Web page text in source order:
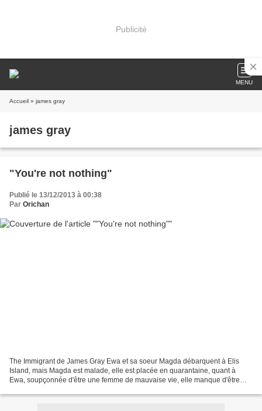
Publicité
MENU
Accueil » james gray
james gray
"You're not nothing"
Publié le 13/12/2013 à 00:38
Par Orichan
The Immigrant de James Gray Ewa et sa soeur Magda débarquent à Elis
Island, mais Magda est malade, elle est placée en quarantaine, quant à
Ewa, soupçonnée d'être une femme de mauvaise vie, elle manque d'être